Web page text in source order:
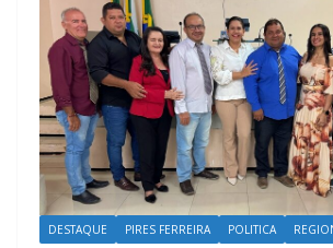
DESTAQUE PIRES FERREIRA POLITICA